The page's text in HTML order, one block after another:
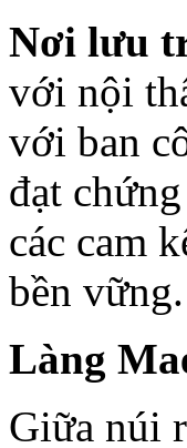
Nơi lưu
với nội
với ban
đạt
các cam
bền vững.
Làng
Giữa núi